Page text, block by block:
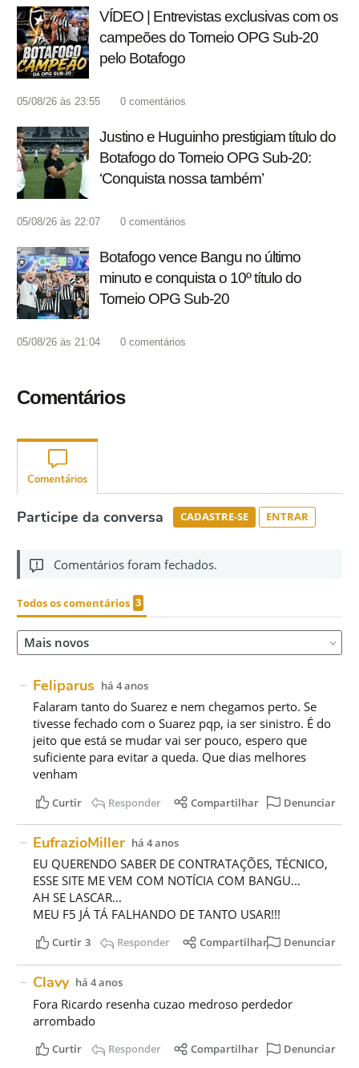
VÍDEO | Entrevistas exclusivas com os
campeões do Torneio OPG Sub-20
pelo Botafogo
05/08/26 às 23:55 0 comentários
Justino e Huguinho prestigiam título do
Botafogo do Torneio OPG Sub-20:
‘Conquista nossa também’
05/08/26 às 22:07 0 comentários
Botafogo vence Bangu no último
minuto e conquista o 10º título do
Torneio OPG Sub-20
05/08/26 às 21:04 0 comentários
Comentários